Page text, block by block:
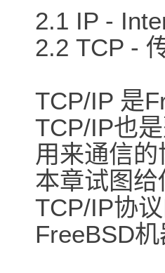
2.1 IP -
2.2 TCP -
TCP/IP 是
TCP/IP也
用来通信
本章试图给
TCP/IP协
FreeBSD